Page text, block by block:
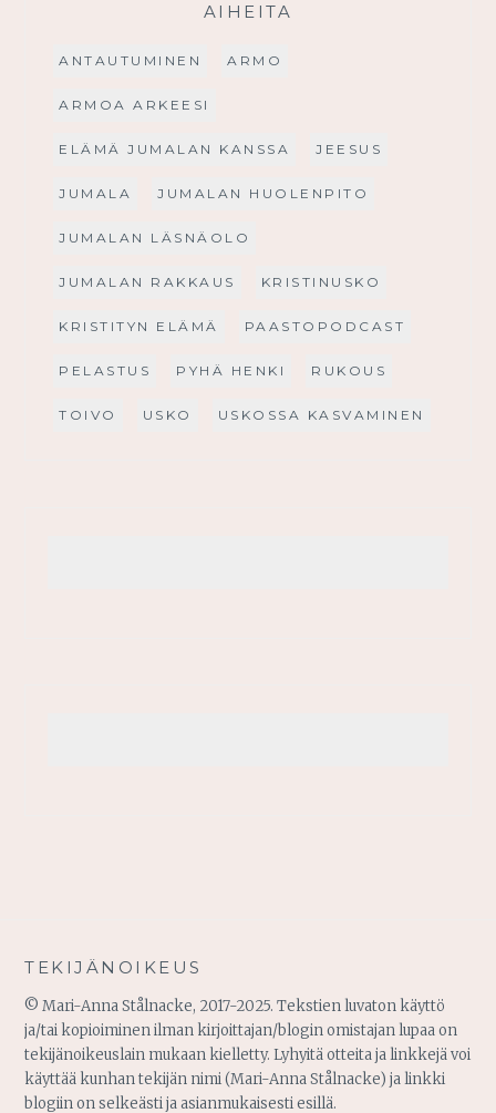
AIHEITA
ANTAUTUMINEN ARMO
ARMOA ARKEESI
ELÄMÄ JUMALAN KANSSA JEESUS
JUMALA JUMALAN HUOLENPITO
JUMALAN LÄSNÄOLO
JUMALAN RAKKAUS KRISTINUSKO
KRISTITYN ELÄMÄ PAASTOPODCAST
PELASTUS PYHÄ HENKI RUKOUS
TOIVO USKO USKOSSA KASVAMINEN
TEKIJÄNOIKEUS
© Mari-Anna Stålnacke, 2017-2025. Tekstien luvaton käyttö
ja/tai kopioiminen ilman kirjoittajan/blogin omistajan lupaa on
tekijänoikeuslain mukaan kielletty. Lyhyitä otteita ja linkkejä voi
käyttää kunhan tekijän nimi (Mari-Anna Stålnacke) ja linkki
blogiin on selkeästi ja asianmukaisesti esillä.